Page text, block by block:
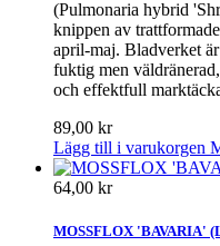
(Pulmonaria hybrid
knippen av
april-maj. Bladverket
fuktig men
och effektfull
89,00 kr
Lägg till i varukorgen
64,00 kr
MOSSFLOX 'BAVARIA'